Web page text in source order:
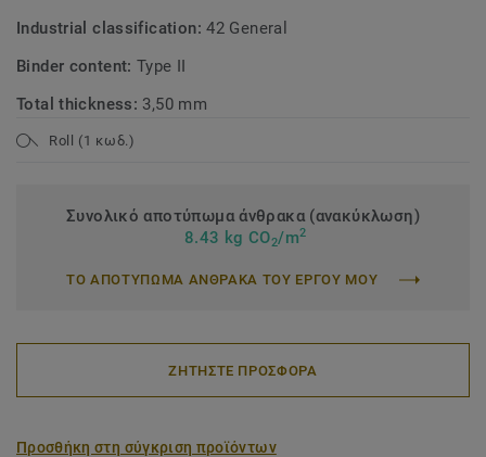
Industrial classification:42 General
Binder content:Type II
Total thickness: 3,50 mm
Roll (1 κωδ.)
Συνολικό αποτύπωμα άνθρακα (ανακύκλωση)
8.43 kg CO2/m2
ΤΟ ΑΠΟΤΥΠΩΜΑ ΑΝΘΡΑΚΑ ΤΟΥ ΕΡΓΟΥ ΜΟΥ
ΖΗΤΗΣΤΕ ΠΡΟΣΦΟΡΑ
Προσθήκη στη σύγκριση προϊόντων